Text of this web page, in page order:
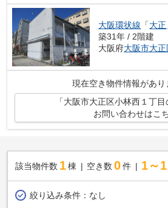
大阪環状線 「大正
築31年 / 2階建
大阪府大阪市大
現在空き物件情報があり
「大阪市大正区小林西１丁
お問い合わせはこ
該当物件数 1棟 空き数 0 件 1～1
絞り込み条件： なし